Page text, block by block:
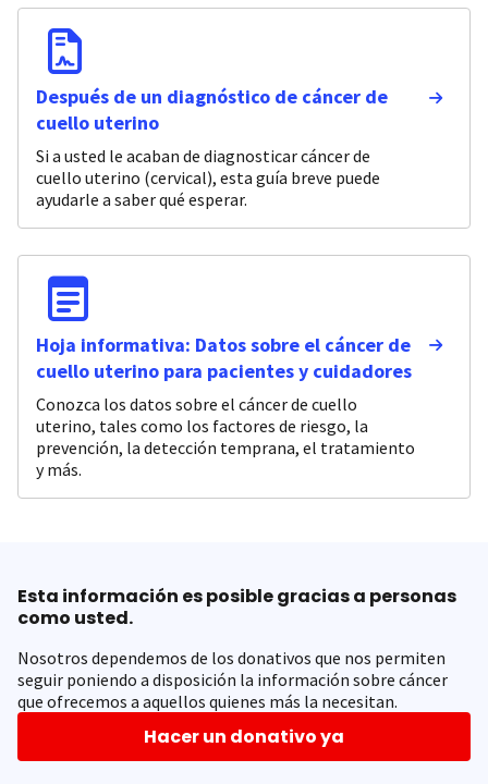
Después de un diagnóstico de cáncer de
cuello uterino
Si a usted le acaban de diagnosticar cáncer de
cuello uterino (cervical), esta guía breve puede
ayudarle a saber qué esperar.
Hoja informativa: Datos sobre el cáncer de
cuello uterino para pacientes y cuidadores
Conozca los datos sobre el cáncer de cuello
uterino, tales como los factores de riesgo, la
prevención, la detección temprana, el tratamiento
y más.
Esta información es posible gracias a personas
como usted.
Nosotros dependemos de los donativos que nos permiten
seguir poniendo a disposición la información sobre cáncer
que ofrecemos a aquellos quienes más la necesitan.
Hacer un donativo ya